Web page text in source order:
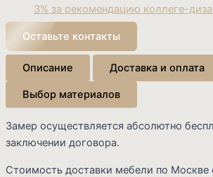
3% за рекомендацию коллеге-
Оставьте контакты
Описание Доставка и оплата
Выбор материалов
Замер осуществляется абсолютно
заключении договора.
Стоимость доставки мебели по Москве